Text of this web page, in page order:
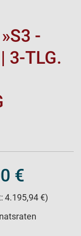
-
3-TLG.
€
4.195,94 €)